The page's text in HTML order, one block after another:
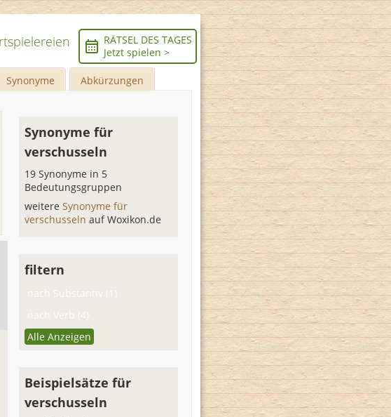
RÄTSEL DES TAGES
Jetzt spielen >
Synonyme Abkürzungen
Synonyme für
verschusseln
19 Synonyme in 5
Bedeutungsgruppen
weitereSynonyme für
verschusselnauf Woxikon.de
filtern
nach Substantiv (1)
nach Verb (4)
Alle Anzeigen
Beispielsätze für
verschusseln